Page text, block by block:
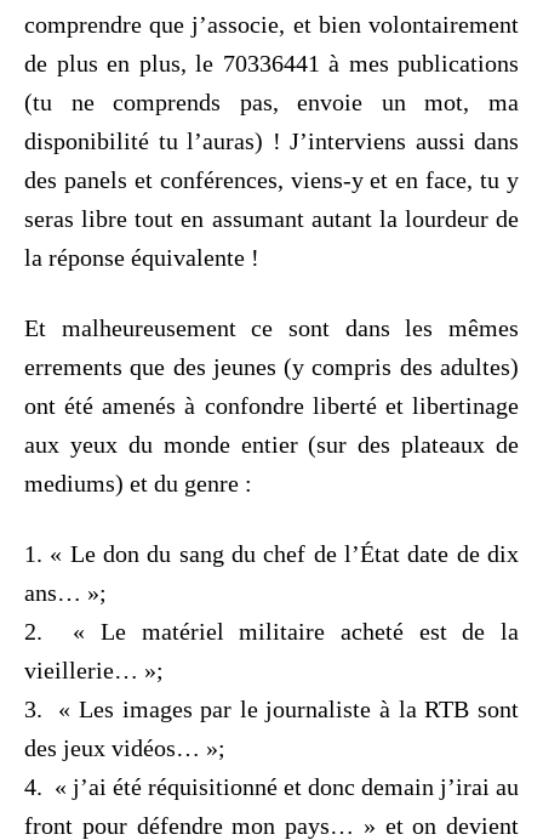
comprendre que j’associe, et bien volontairement
de plus en plus, le 70336441 à mes publications
(tu ne comprends pas, envoie un mot, ma
disponibilité tu l’auras) ! J’interviens aussi dans
des panels et conférences, viens-y et en face, tu y
seras libre tout en assumant autant la lourdeur de
la réponse équivalente !
Et malheureusement ce sont dans les mêmes
errements que des jeunes (y compris des adultes)
ont été amenés à confondre liberté et libertinage
aux yeux du monde entier (sur des plateaux de
mediums) et du genre :
1. « Le don du sang du chef de l’État date de dix
ans… »;
2. ⁠ « Le matériel militaire acheté est de la
vieillerie… »;
3. ⁠ « Les images par le journaliste à la RTB sont
des jeux vidéos… »;
4. ⁠ « j’ai été réquisitionné et donc demain j’irai au
front pour défendre mon pays… » et on devient